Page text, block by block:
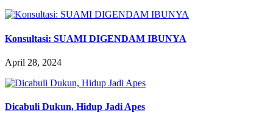
Konsultasi: SUAMI DIGENDAM IBUNYA
April 28, 2024
Dicabuli Dukun, Hidup Jadi Apes